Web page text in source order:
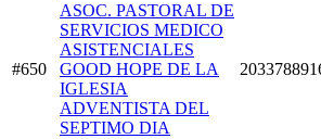
#650
ASOC. PASTORAL DE
SERVICIOS MEDICO
ASISTENCIALES
GOOD HOPE DE LA
IGLESIA
ADVENTISTA DEL
SEPTIMO DIA